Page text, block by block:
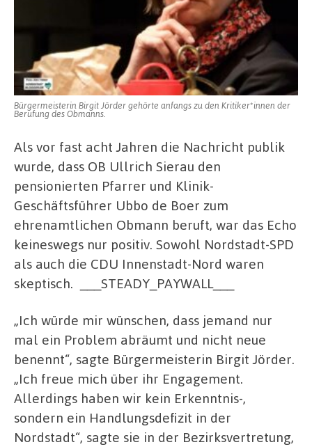
Bürgermeisterin Birgit Jörder gehörte anfangs zu den Kritiker*innen der
Berufung des Obmanns.
Als vor fast acht Jahren die Nachricht publik
wurde, dass OB Ullrich Sierau den
pensionierten Pfarrer und Klinik-
Geschäftsführer Ubbo de Boer zum
ehrenamtlichen Obmann beruft, war das Echo
keineswegs nur positiv. Sowohl Nordstadt-SPD
als auch die CDU Innenstadt-Nord waren
skeptisch.
___STEADY_PAYWALL___
„Ich würde mir wünschen, dass jemand nur
mal ein Problem abräumt und nicht neue
benennt“, sagte Bürgermeisterin Birgit Jörder.
„Ich freue mich über ihr Engagement.
Allerdings haben wir kein Erkenntnis-,
sondern ein Handlungsdefizit in der
Nordstadt“, sagte sie in der Bezirksvertretung,